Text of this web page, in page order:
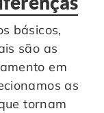
básicos,
são as
em
as
tornam